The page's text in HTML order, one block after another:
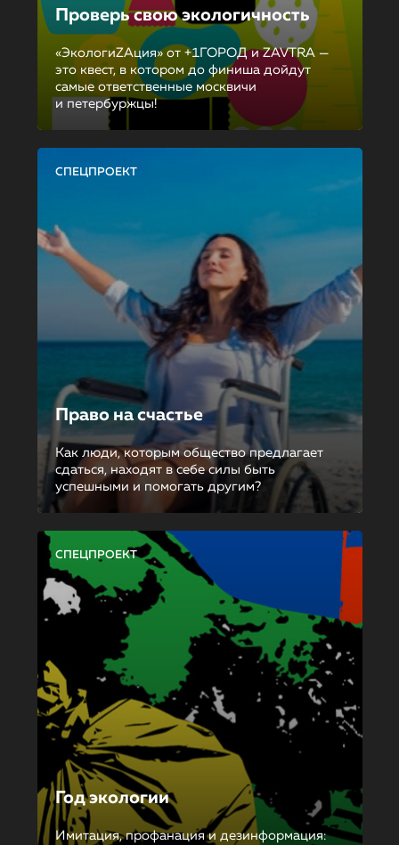
Проверь свою экологичность
«ЭкологиZAция» от +1ГОРОД и ZAVTRA —
это квест, в котором до финиша дойдут
самые ответственные москвичи
и петербуржцы!
СПЕЦПРОЕКТ
Право на счастье
Как люди, которым общество предлагает
сдаться, находят в себе силы быть
успешными и помогать другим?
СПЕЦПРОЕКТ
Год экологии
Имитация, профанация и дезинформация: